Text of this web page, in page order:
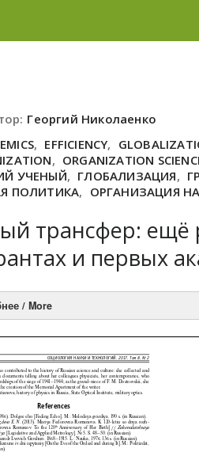
Георгий Николаенко
, EFFICIENCY,
, ORGANIZATION
УЧЕНЫЙ, ГЛОБАЛИЗАЦИЯ,
ПОЛИТИКА, ОРГАНИЗАЦИЯ
трансфер: ещё
и первых
/ More